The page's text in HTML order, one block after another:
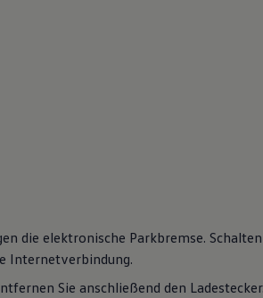
die elektronische Parkbremse. Schalten
Internetverbindung.
Sie anschließend den